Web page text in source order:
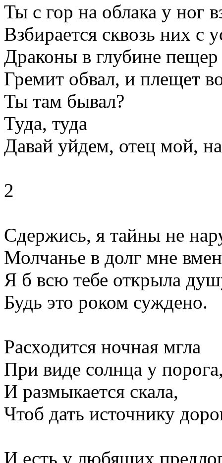
Ты с гор на облака у ног
Взбирается сквозь них с
Драконы в глубине
Гремит обвал, и плещет
Ты там бывал?
Туда, туда
Давай уйдем, отец мой,
2
Сдержись, я тайны не
Молчанье в долг мне
Я б всю тебе открыла
Будь это роком суждено.
Расходится ночная мгла
При виде солнца у
И размыкается скала,
Чтоб дать источнику
И есть у любящих